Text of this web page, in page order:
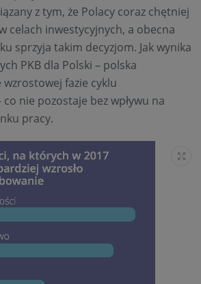
z tym, że Polacy coraz chętniej
celach inwestycyjnych, a obecna
sprzyja takim decyzjom. Jak wynika
PKB dla Polski – polska
fazie cyklu
nie pozostaje bez wpływu na
pracy.